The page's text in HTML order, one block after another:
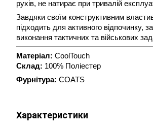
рухів, не натирає при тривалій
Завдяки своїм конструктивним
підходить для активного відпочинку,
виконання тактичних та військових
Матеріал: CoolTouch
Склад: 100% Поліестер
Фурнітура: COATS
Характеристики